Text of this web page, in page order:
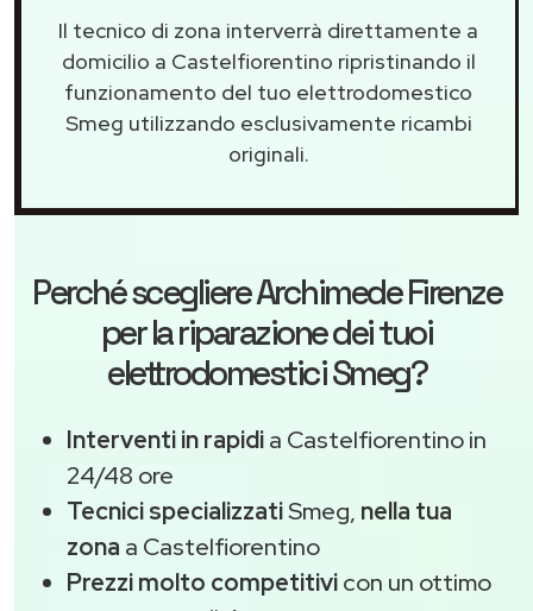
Il tecnico di zona interverrà direttamente a
domicilio a Castelfiorentino ripristinando il
funzionamento del tuo elettrodomestico
Smeg utilizzando esclusivamente ricambi
originali.
Perché scegliereArchimede Firenze
per la riparazione dei tuoi
elettrodomestici Smeg?
Interventi in rapidia Castelfiorentino in
24/48 ore
Tecnici specializzatiSmeg, nella tua
zona a Castelfiorentino
Prezzi molto competitivicon un ottimo